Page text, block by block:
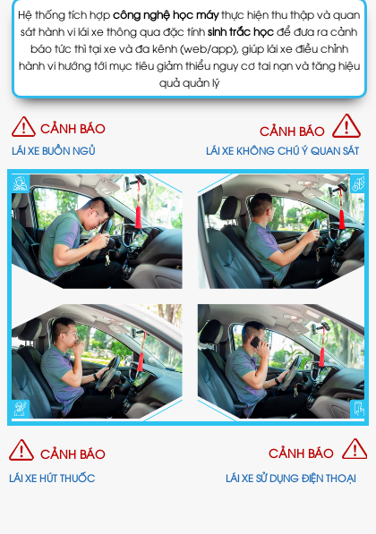
Hệ thống tích hợpcông nghệ học máythực hiện thu thập và quan
sát hành vi lái xe thông qua đặc tínhsinh trắc họcđể đưa ra cảnh
báo tức thì tại xe và đa kênh (web/app), giúp lái xe điều chỉnh
hành vi hướng tới mục tiêu giảm thiểu nguy cơ tai nạn và tăng hiệu
quả quản lý
CẢNH BÁO
LÁI XE BUỒN NGỦ
CẢNH BÁO
LÁI XE KHÔNG CHÚ Ý QUAN SÁT
CẢNH BÁO
LÁI XE HÚT THUỐC
CẢNH BÁO
LÁI XE SỬ DỤNG ĐIỆN THOẠI